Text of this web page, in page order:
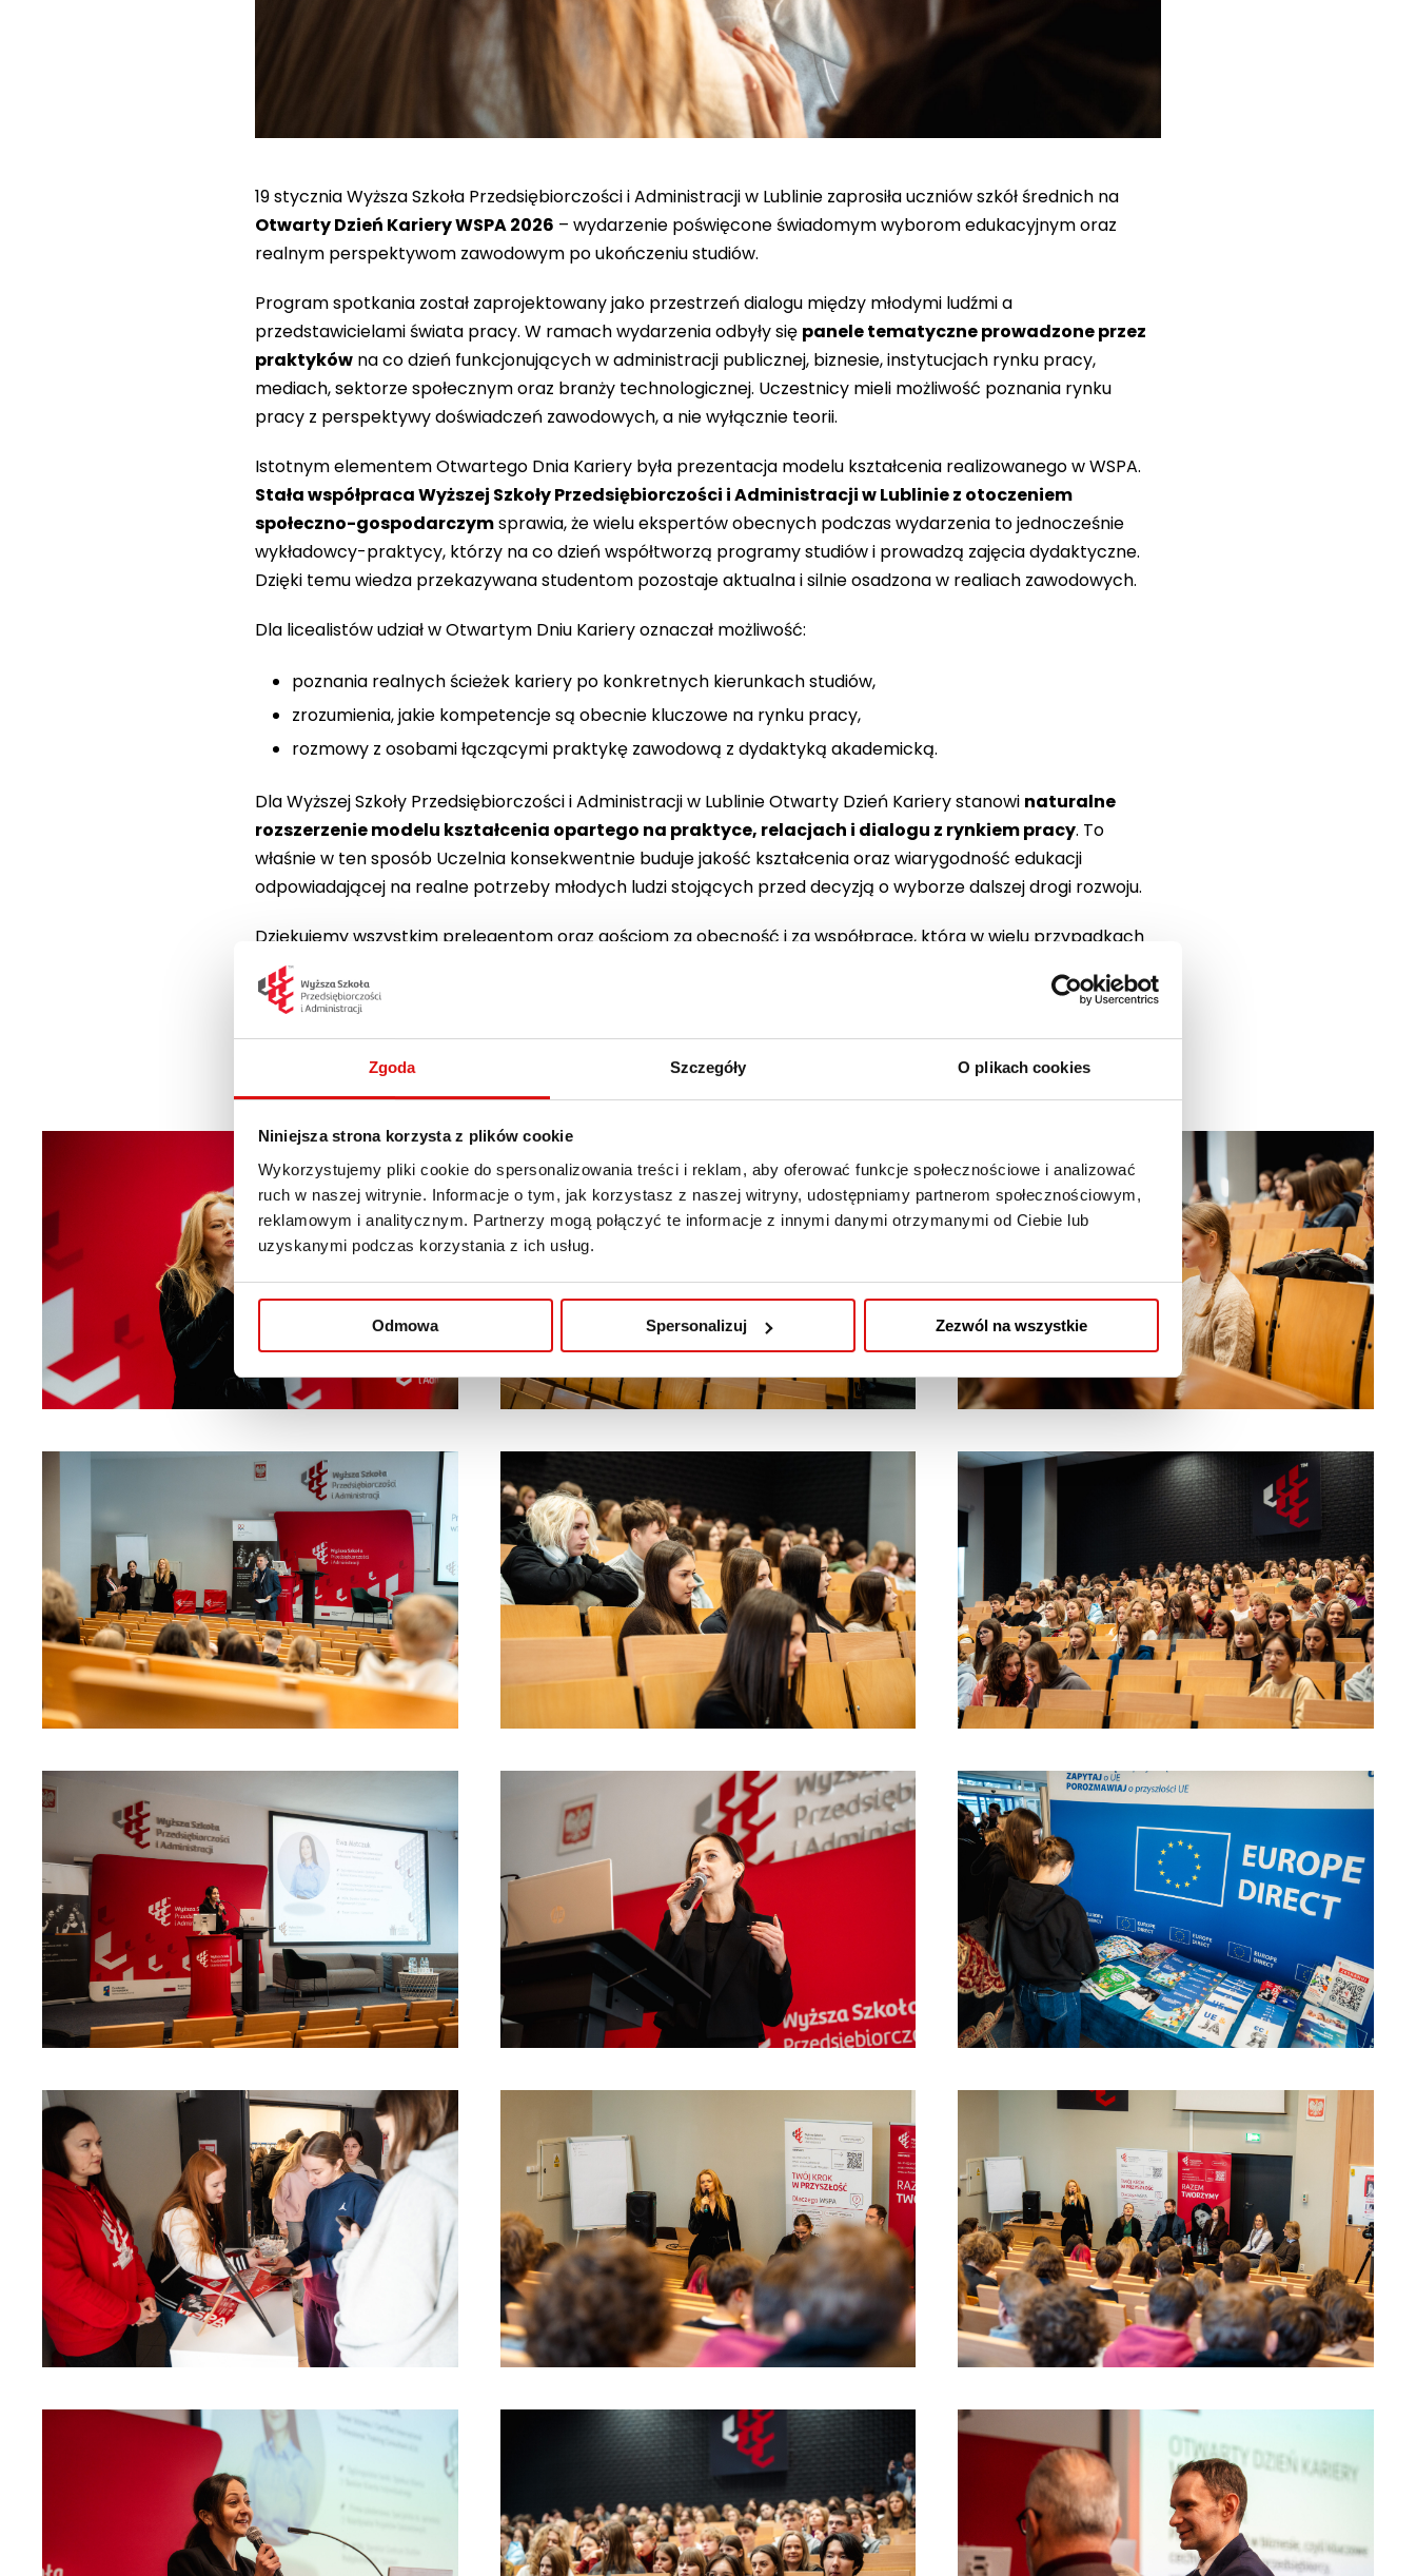
Zgoda Szczegóły O plikach cookies
Niniejsza strona korzysta z plików cookie
Wykorzystujemy pliki cookie do spersonalizowania treści i reklam, aby oferować funkcje społecznościowe i analizować
ruch w naszej witrynie. Informacje o tym, jak korzystasz z naszej witryny, udostępniamy partnerom społecznościowym,
reklamowym i analitycznym. Partnerzy mogą połączyć te informacje z innymi danymi otrzymanymi od Ciebie lub
uzyskanymi podczas korzystania z ich usług.
Odmowa Spersonalizuj Zezwól na wszystkie
19 stycznia Wyższa Szkoła Przedsiębiorczości i Administracji w Lublinie zaprosiła uczniów szkół średnich na
Otwarty Dzień Kariery WSPA 2026 – wydarzenie poświęcone świadomym wyborom edukacyjnym oraz
realnym perspektywom zawodowym po ukończeniu studiów.
Program spotkania został zaprojektowany jako przestrzeń dialogu między młodymi ludźmi a
przedstawicielami świata pracy. W ramach wydarzenia odbyły się panele tematyczne prowadzone przez
praktyków na co dzień funkcjonujących w administracji publicznej, biznesie, instytucjach rynku pracy,
mediach, sektorze społecznym oraz branży technologicznej. Uczestnicy mieli możliwość poznania rynku
pracy z perspektywy doświadczeń zawodowych, a nie wyłącznie teorii.
Istotnym elementem Otwartego Dnia Kariery była prezentacja modelu kształcenia realizowanego w WSPA.
Stała współpraca Wyższej Szkoły Przedsiębiorczości i Administracji w Lublinie z otoczeniem
społeczno-gospodarczymsprawia, że wielu ekspertów obecnych podczas wydarzenia to jednocześnie
wykładowcy-praktycy, którzy na co dzień współtworzą programy studiów i prowadzą zajęcia dydaktyczne.
Dzięki temu wiedza przekazywana studentom pozostaje aktualna i silnie osadzona w realiach zawodowych.
Dla licealistów udział w Otwartym Dniu Kariery oznaczał możliwość:
poznania realnych ścieżek kariery po konkretnych kierunkach studiów,
zrozumienia, jakie kompetencje są obecnie kluczowe na rynku pracy,
rozmowy z osobami łączącymi praktykę zawodową z dydaktyką akademicką.
Dla Wyższej Szkoły Przedsiębiorczości i Administracji w Lublinie Otwarty Dzień Kariery stanowi naturalne
rozszerzenie modelu kształcenia opartego na praktyce, relacjach i dialogu z rynkiem pracy. To
właśnie w ten sposób Uczelnia konsekwentnie buduje jakość kształcenia oraz wiarygodność edukacji
odpowiadającej na realne potrzeby młodych ludzi stojących przed decyzją o wyborze dalszej drogi rozwoju.
Dziękujemy wszystkim prelegentom oraz gościom za obecność i za współpracę, która w wielu przypadkach
wykracza daleko poza ramy jednego wydarzenia.
Na marginesie – 19 stycznia bywa określany jako Blue Monday. W WSPA ten dzień stał się okazją do rozmów o
przyszłości, możliwościach i świadomych wyborach.